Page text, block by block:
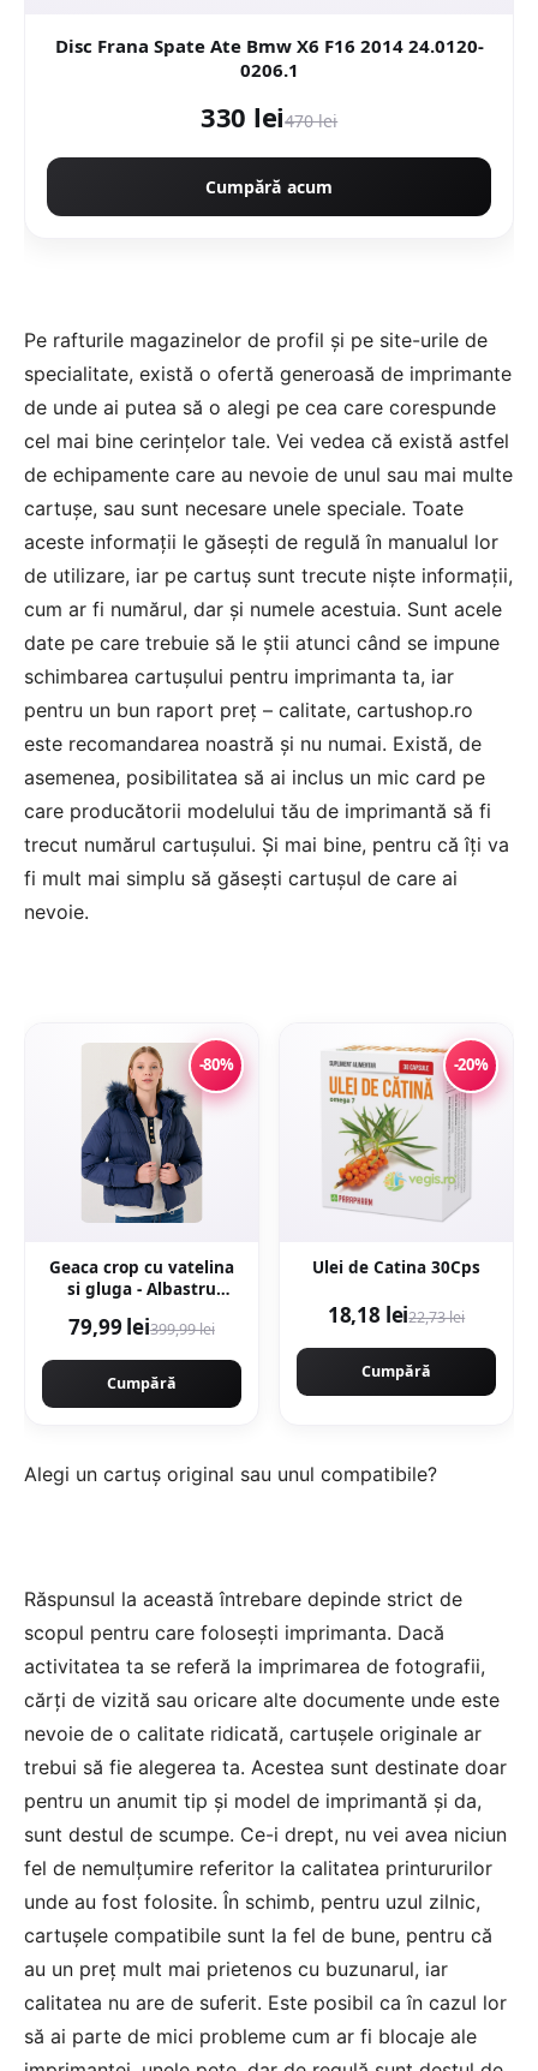
Disc Frana Spate Ate Bmw X6 F16 2014 24.0120-
0206.1
330 lei470 lei
Cumpără acum
Pe rafturile magazinelor de profil și pe site-urile de
specialitate, există o ofertă generoasă de imprimante
de unde ai putea să o alegi pe cea care corespunde
cel mai bine cerințelor tale. Vei vedea că există astfel
de echipamente care au nevoie de unul sau mai multe
cartușe, sau sunt necesare unele speciale. Toate
aceste informații le găsești de regulă în manualul lor
de utilizare, iar pe cartuș sunt trecute niște informații,
cum ar fi numărul, dar și numele acestuia. Sunt acele
date pe care trebuie să le știi atunci când se impune
schimbarea cartușului pentru imprimanta ta, iar
pentru un bun raport preț – calitate, cartushop.ro
este recomandarea noastră și nu numai. Există, de
asemenea, posibilitatea să ai inclus un mic card pe
care producătorii modelului tău de imprimantă să fi
trecut numărul cartușului. Și mai bine, pentru că îți va
fi mult mai simplu să găsești cartușul de care ai
nevoie.
-80%
Geaca crop cu vatelina
si gluga - Albastru
79,99 lei399,99 lei
Cumpără
-20%
Ulei de Catina 30Cps
18,18 lei22,73 lei
Cumpără
Alegi un cartuș original sau unul compatibile?
Răspunsul la această întrebare depinde strict de
scopul pentru care folosești imprimanta. Dacă
activitatea ta se referă la imprimarea de fotografii,
cărți de vizită sau oricare alte documente unde este
nevoie de o calitate ridicată, cartușele originale ar
trebui să fie alegerea ta. Acestea sunt destinate doar
pentru un anumit tip și model de imprimantă și da,
sunt destul de scumpe. Ce-i drept, nu vei avea niciun
fel de nemulțumire referitor la calitatea printururilor
unde au fost folosite. În schimb, pentru uzul zilnic,
cartușele compatibile sunt la fel de bune, pentru că
au un preț mult mai prietenos cu buzunarul, iar
calitatea nu are de suferit. Este posibil ca în cazul lor
să ai parte de mici probleme cum ar fi blocaje ale